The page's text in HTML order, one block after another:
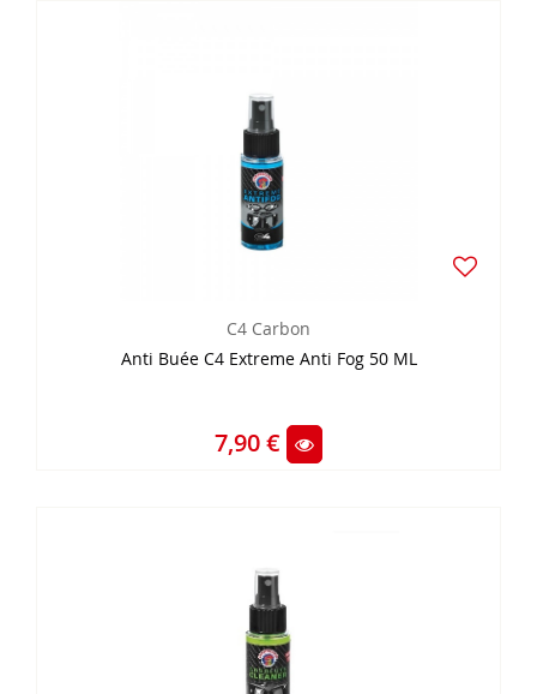
C4 Carbon
Anti Buée C4 Extreme Anti Fog 50 ML
7,90 €